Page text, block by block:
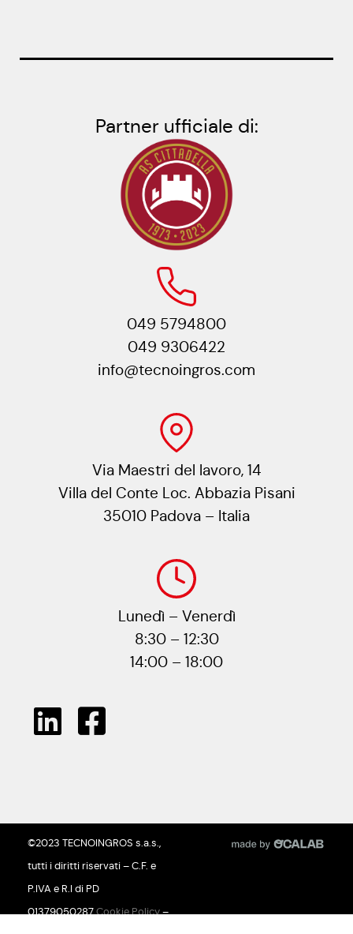
Partner ufficiale di:
049 5794800
049 9306422
info@tecnoingros.com
Via Maestri del lavoro, 14
Villa del Conte Loc. Abbazia Pisani
35010 Padova – Italia
Lunedì – Venerdì
8:30 – 12:30
14:00 – 18:00
©2023 TECNOINGROS s.a.s.,
tutti i diritti riservati – C.F. e
P.IVA e R.I di PD
01379050287Cookie Policy–